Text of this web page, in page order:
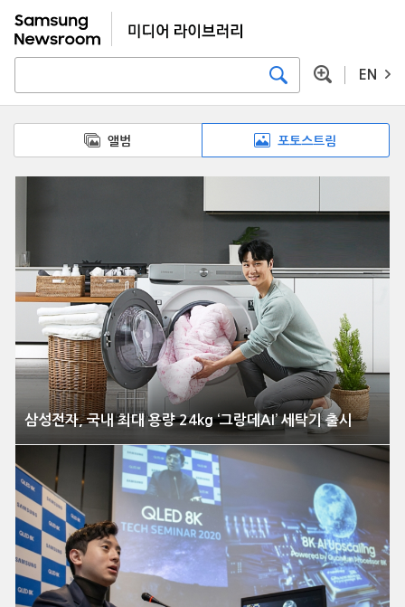
EN
앨범 포토스트림
삼성전자, 국내 최대 용량 24kg ‘그랑데AI’ 세탁기 출시